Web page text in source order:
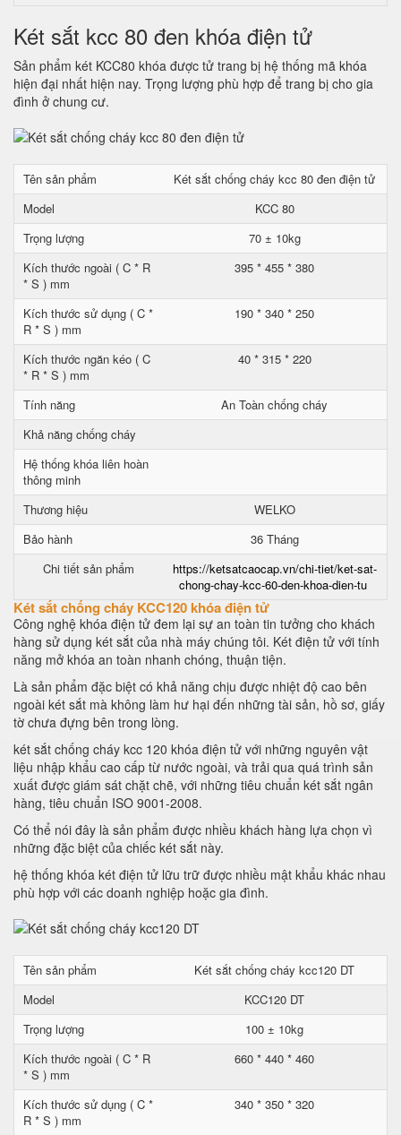
Két sắt kcc 80 đen khóa điện tử
Sản phẩm két KCC80 khóa được tử trang bị hệ thống mã khóa
hiện đại nhất hiện nay. Trọng lượng phù hợp để trang bị cho gia
đình ở chung cư.
Tên sản phẩm
Két sắt chống cháy kcc 80 đen điện tử
Model
KCC 80
Trọng lượng
70 ± 10kg
Kích thước ngoài ( C * R
* S ) mm
395 * 455 * 380
Kích thước sử dụng ( C *
R * S ) mm
190 * 340 * 250
Kích thước ngăn kéo ( C
* R * S ) mm
40 * 315 * 220
Tính năng
An Toàn chống cháy
Khả năng chống cháy
Hệ thống khóa liên hoàn
thông minh
Thương hiệu
WELKO
Bảo hành
36 Tháng
Chi tiết sản phẩm
https://ketsatcaocap.vn/chi-tiet/ket-sat-
chong-chay-kcc-60-den-khoa-dien-tu
Két sắt chống cháy KCC120 khóa điện tử
Công nghệ khóa điện tử đem lại sự an toàn tin tưởng cho khách
hàng sử dụng két sắt của nhà máy chúng tôi. Két điện tử với tính
năng mở khóa an toàn nhanh chóng, thuận tiện.
Là sản phẩm đặc biệt có khả năng chịu được nhiệt độ cao bên
ngoài két sắt mà không làm hư hại đến những tài sản, hồ sơ, giấy
tờ chưa đựng bên trong lòng.
két sắt chống cháy kcc 120 khóa điện tử với những nguyên vật
liệu nhập khẩu cao cấp từ nước ngoài, và trải qua quá trình sản
xuất được giám sát chặt chẽ, với những tiêu chuẩn két sắt ngân
hàng, tiêu chuẩn ISO 9001-2008.
Có thể nói đây là sản phẩm được nhiều khách hàng lựa chọn vì
những đặc biệt của chiếc két sắt này.
hệ thống khóa két điện tử lữu trữ được nhiều mật khẩu khác nhau
phù hợp với các doanh nghiệp hoặc gia đình.
Tên sản phẩm
Két sắt chống cháy kcc120 DT
Model
KCC120 DT
Trọng lượng
100 ± 10kg
Kích thước ngoài ( C * R
* S ) mm
660 * 440 * 460
Kích thước sử dụng ( C *
R * S ) mm
340 * 350 * 320